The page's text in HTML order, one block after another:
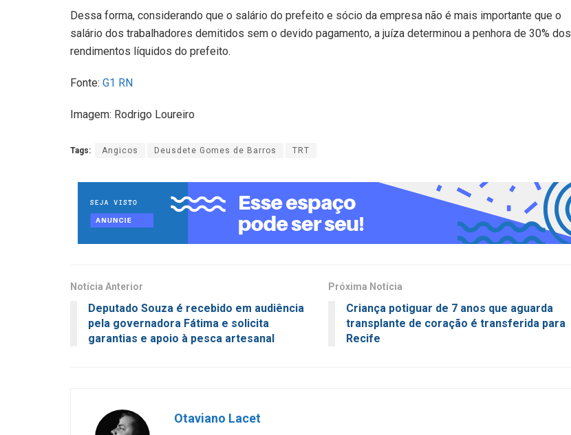
Dessa forma, considerando que o salário do prefeito e sócio da empresa não é mais importante que o
salário dos trabalhadores demitidos sem o devido pagamento, a juíza determinou a penhora de 30% dos
rendimentos líquidos do prefeito.
Fonte: G1 RN
Imagem: Rodrigo Loureiro
Tags: Angicos Deusdete Gomes de Barros TRT
Notícia Anterior
Deputado Souza é recebido em audiência
pela governadora Fátima e solicita
garantias e apoio à pesca artesanal
Próxima Notícia
Criança potiguar de 7 anos que aguarda
transplante de coração é transferida para
Recife
Otaviano Lacet